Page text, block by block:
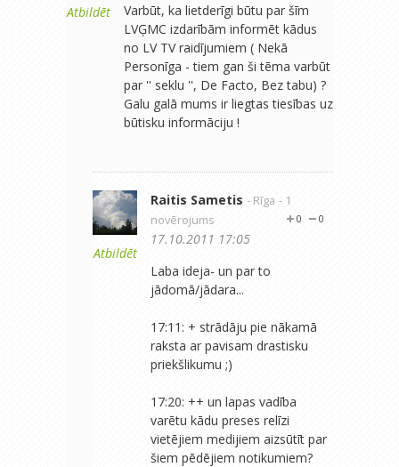
Atbildēt
Varbūt, ka lietderīgi būtu par šīm
LVĢMC izdarībām informēt kādus
no LV TV raidījumiem ( Nekā
Personīga - tiem gan ši tēma varbūt
par '' seklu '', De Facto, Bez tabu) ?
Galu galā mums ir liegtas tiesības uz
būtisku informāciju !
Atbildēt
Raitis Sametis - Rīga - 1
novērojums
0
0
17.10.2011 17:05
Laba ideja- un par to
jādomā/jādara...
17:11: + strādāju pie nākamā
raksta ar pavisam drastisku
priekšlikumu ;)
17:20: ++ un lapas vadība
varētu kādu preses relīzi
vietējiem medijiem aizsūtīt par
šiem pēdējiem notikumiem?